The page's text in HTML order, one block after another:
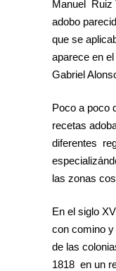
Manuel Ruiz
adobo
que se
aparece en
Gabriel
Poco a poco
recetas
diferentes
las zonas
En el siglo
con comino
de las
1818 en un